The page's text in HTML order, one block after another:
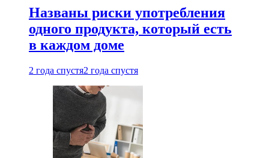
Названы риски употребления
одного продукта, который есть
в каждом доме
2 года спустя2 года спустя